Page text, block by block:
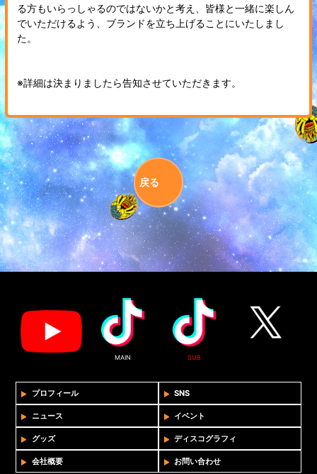
る方もいらっしゃるのではないかと考え、皆様と一緒に楽しん
でいただけるよう、ブランドを立ち上げることにいたしまし
た。
※詳細は決まりましたら告知させていただきます。
戻る
MAIN SUB
プロフィール SNS
ニュース イベント
グッズ ディスコグラフィ
会社概要 お問い合わせ